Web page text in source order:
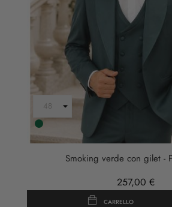
verde
bottiglia
Smoking verde con gilet -
257,00 €
CARRELLO